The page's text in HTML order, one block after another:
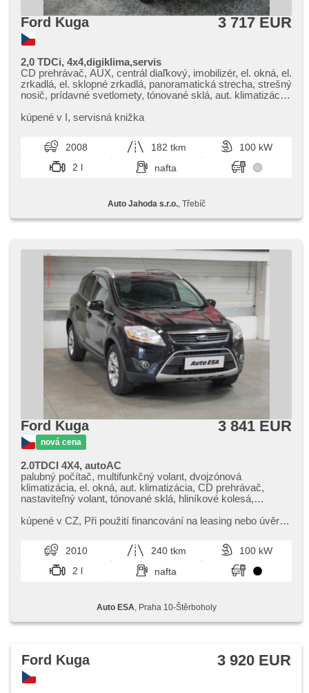
Ford Kuga 3 717 EUR
2,0 TDCi, 4x4,digiklima,servis
CD prehrávač, AUX, centrál diaľkový, imobilizér, el. okná, el.
zrkadlá, el. sklopné zrkadlá, panoramatická strecha, strešný
nosič, prídavné svetlomety, tónované sklá, aut. klimatizácia,
vodiča, poťahy koža, nastaviteľný volant, zadný stierač,
teplomer, isofix, hliníkové kolesá, ABS, protiprešmykový
systém kolies (ASR), posilňovač riadenia, manuálna
prevodovka, 6 rýchlostných stupňov, pohon 4 x 4,
tempomat, parkovacie senzory predné, parkovacie senzory
kúpené v I,​ servisná knižka
2008 182 tkm
100 kW
2 l
nafta
Auto Jahoda s.r.o., Třebíč
Ford Kuga
nová cena
3 841 EUR
2.0TDCI 4X4, autoAC
palubný počítač, multifunkčný volant, dvojzónová
klimatizácia, el. okná, aut. klimatizácia, CD prehrávač,
nastaviteľný volant, tónované sklá, hliníkové kolesá,
centrálne zamykanie, vyhrievané predné sklo, pohon 4 x 4,
stieračov, hmlové svetlá, ABS, protiprešmykový systém
kolies (ASR), automaticky zatmavovací zrkadlá, parkovacia
kamera, imobilizér, 4x airbag
kúpené v CZ,​ Při použití financování na leasing nebo úvěr
9.00​-22.00 hod...
2010 240 tkm
100 kW
2 l
nafta
Auto ESA , Praha 10-Štěrboholy
Ford Kuga 3 920 EUR